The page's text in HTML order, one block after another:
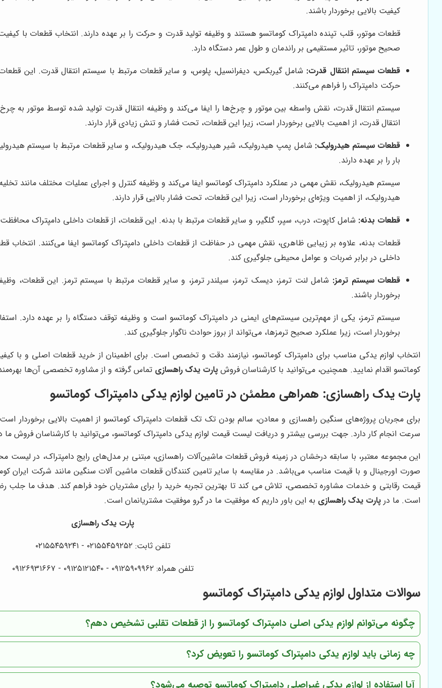
کیفیت بالایی برخوردار باشند.
قطعات موتور، قلب تپنده دامپتراک کوماتسو هستند و وظیفه تولید قدرت و حرکت را بر عهده دارند. انتخاب قطعات با
صحیح موتور، تاثیر مستقیمی بر راندمان و طول عمر دستگاه دارد.
قطعات سیستم انتقال قدرت: شامل گیربکس، دیفرانسیل، پلوس، و سایر قطعات مرتبط با سیستم انتقال قدرت. این
حرکت دامپتراک را فراهم می‌کنند.
سیستم انتقال قدرت، نقش واسطه بین موتور و چرخ‌ها را ایفا می‌کند و وظیفه انتقال قدرت تولید شده توسط موتور به
انتقال قدرت، از اهمیت بالایی برخوردار است، زیرا این قطعات، تحت فشار و تنش زیادی قرار دارند.
قطعات سیستم هیدرولیک: شامل پمپ هیدرولیک، شیر هیدرولیک، جک هیدرولیک، و سایر قطعات مرتبط با سیستم
بار را بر عهده دارند.
سیستم هیدرولیک، نقش مهمی در عملکرد دامپتراک کوماتسو ایفا می‌کند و وظیفه کنترل و اجرای عملیات مختلف مانند
هیدرولیک، از اهمیت ویژه‌ای برخوردار است، زیرا این قطعات، تحت فشار بالایی قرار دارند.
قطعات بدنه: شامل کاپوت، درب، سپر، گلگیر، و سایر قطعات مرتبط با بدنه. این قطعات، از قطعات داخلی دامپتراک
قطعات بدنه، علاوه بر زیبایی ظاهری، نقش مهمی در حفاظت از قطعات داخلی دامپتراک کوماتسو ایفا می‌کنند. انتخاب
داخلی در برابر ضربات و عوامل محیطی جلوگیری کند.
قطعات سیستم ترمز: شامل لنت ترمز، دیسک ترمز، سیلندر ترمز، و سایر قطعات مرتبط با سیستم ترمز. این قطعات،
برخوردار باشند.
سیستم ترمز، یکی از مهم‌ترین سیستم‌های ایمنی در دامپتراک کوماتسو است و وظیفه توقف دستگاه را بر عهده دارد.
برخوردار است، زیرا عملکرد صحیح ترمزها، می‌تواند از بروز حوادث ناگوار جلوگیری کند.
انتخاب لوازم یدکی مناسب برای دامپتراک کوماتسو، نیازمند دقت و تخصص است. برای اطمینان از خرید قطعات اصلی و با
کوماتسو اقدام نمایید. همچنین، می‌توانید با کارشناسان فروش پارت یدک راهسازی تماس گرفته و از مشاوره تخصصی آن‌ها
پارت یدک راهسازی: همراهی مطمئن در تامین لوازم یدکی دامپتراک کوماتسو
برای مجریان پروژه‌های سنگین راهسازی و معادن، سالم بودن تک تک قطعات دامپتراک کوماتسو از اهمیت بالایی برخوردار
سرعت انجام کار دارد. جهت بررسی بیشتر و دریافت لیست قیمت لوازم یدکی دامپتراک کوماتسو، می‌توانید با کارشناسان فروش ما
این مجموعه معتبر، با سابقه درخشان در زمینه فروش قطعات ماشین‌آلات راهسازی، مبتنی بر مدل‌های رایج دامپتراک، در لیست
صورت اورجینال و با قیمت مناسب می‌باشد. در مقایسه با سایر تامین کنندگان قطعات ماشین آلات سنگین مانند شرکت ایران
قیمت رقابتی و خدمات مشاوره تخصصی، تلاش می کند تا بهترین تجربه خرید را برای مشتریان خود فراهم کند. هدف ما جلب
است. ما در پارت یدک راهسازی به این باور داریم که موفقیت ما در گرو موفقیت مشتریانمان است.
پارت یدک راهسازی
تلفن ثابت: ۰۲۱۵۵۴۵۹۲۵۲ - ۰۲۱۵۵۴۵۹۲۴۱
تلفن همراه: ۰۹۱۲۵۹۰۹۹۶۲ - ۰۹۱۲۵۱۲۱۵۴۰ - ۰۹۱۲۶۹۳۱۶۶۷
سوالات متداول لوازم یدکی دامپتراک کوماتسو
چگونه می‌توانم لوازم یدکی اصلی دامپتراک کوماتسو را از قطعات تقلبی تشخیص دهم؟
چه زمانی باید لوازم یدکی دامپتراک کوماتسو را تعویض کرد؟
آیا استفاده از لوازم یدکی غیراصلی دامپتراک کوماتسو توصیه می‌شود؟